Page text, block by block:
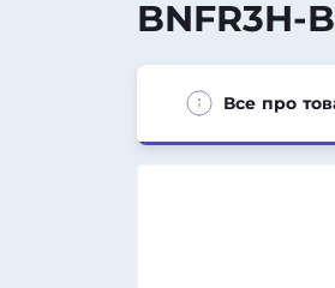
BNFR3H-
Все про